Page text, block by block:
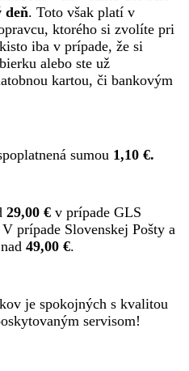
deň. Toto však platí v
ktorého si zvolíte pri
iba v prípade, že si
alebo ste už
kartou, či bankovým
sumou 1,10 €.
29,00 € v prípade GLS
prípade Slovenskej Pošty a
nad 49,00 €.
je spokojných s kvalitou
servisom!